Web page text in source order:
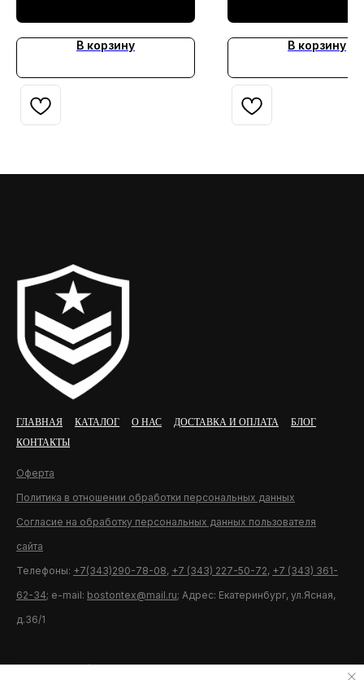
В корзину В корзину
ГЛАВНАЯ КАТАЛОГ О НАС ДОСТАВКА И ОПЛАТА
БЛОГ
КОНТАКТЫ
Оферта
Политика в отношении обработки персональных данных
Согласие на обработку персональных данных пользователя
сайта
Телефоны: +7(343)290-78-08, +7 (343) 227-50-72, +7 (343) 361-
62-34; e-mail: bostontex@mail.ru; Адрес: Екатеринбург, ул.Ясная,
д.36/1
Разработка сайта U11.ru